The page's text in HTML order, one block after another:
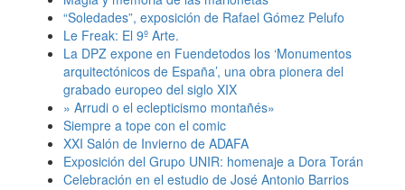
“Soledades”, exposición de Rafael Gómez Pelufo
Le Freak: El 9º Arte.
La DPZ expone en Fuendetodos los ‘Monumentos
arquitectónicos de España’, una obra pionera del
grabado europeo del siglo XIX
» Arrudi o el eclepticismo montañés»
Siempre a tope con el comic
XXI Salón de Invierno de ADAFA
Exposición del Grupo UNIR: homenaje a Dora Torán
Celebración en el estudio de José Antonio Barrios